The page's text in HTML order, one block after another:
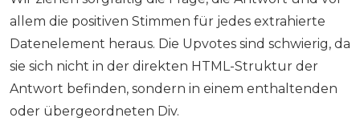
allem die positiven Stimmen für jedes extrahierte
Datenelement heraus. Die Upvotes sind schwierig, da
sie sich nicht in der direkten HTML-Struktur der
Antwort befinden, sondern in einem enthaltenden
oder übergeordneten Div.